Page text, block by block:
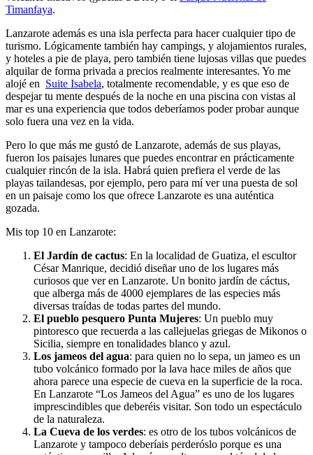
Timanfaya.
Lanzarote además es una isla perfecta para hacer cualquier tipo de
turismo. Lógicamente también hay campings, y alojamientos rurales,
y hoteles a pie de playa, pero también tiene lujosas villas que puedes
alquilar de forma privada a precios realmente interesantes. Yo me
alojé en Suite Isabela, totalmente recomendable, y es que eso de
despejar tu mente después de la noche en una piscina con vistas al
mar es una experiencia que todos deberíamos poder probar aunque
solo fuera una vez en la vida.
Pero lo que más me gustó de Lanzarote, además de sus playas,
fueron los paisajes lunares que puedes encontrar en prácticamente
cualquier rincón de la isla. Habrá quien prefiera el verde de las
playas tailandesas, por ejemplo, pero para mí ver una puesta de sol
en un paisaje como los que ofrece Lanzarote es una auténtica
gozada.
Mis top 10 en Lanzarote:
El Jardín de cactus: En la localidad de Guatiza, el escultor
César Manrique, decidió diseñar uno de los lugares más
curiosos que ver en Lanzarote. Un bonito jardín de cáctus,
que alberga más de 4000 ejemplares de las especies más
diversas traídas de todas partes del mundo.
El pueblo pesquero Punta Mujeres: Un pueblo muy
pintoresco que recuerda a las callejuelas griegas de Mikonos o
Sicilia, siempre en tonalidades blanco y azul.
Los jameos del agua: para quien no lo sepa, un jameo es un
tubo volcánico formado por la lava hace miles de años que
ahora parece una especie de cueva en la superficie de la roca.
En Lanzarote “Los Jameos del Agua” es uno de los lugares
imprescindibles que deberéis visitar. Son todo un espectáculo
de la naturaleza.
La Cueva de los verdes: es otro de los tubos volcánicos de
Lanzarote y tampoco deberíais perderóslo porque es una